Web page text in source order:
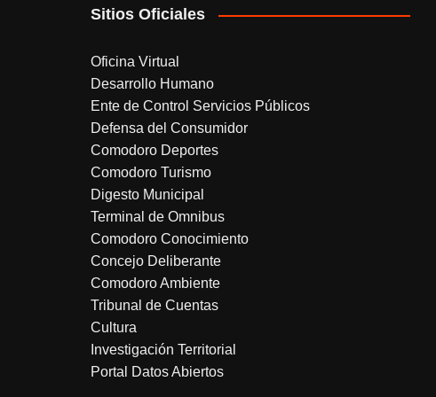
Sitios Oficiales
Oficina Virtual
Desarrollo Humano
Ente de Control Servicios Públicos
Defensa del Consumidor
Comodoro Deportes
Comodoro Turismo
Digesto Municipal
Terminal de Omnibus
Comodoro Conocimiento
Concejo Deliberante
Comodoro Ambiente
Tribunal de Cuentas
Cultura
Investigación Territorial
Portal Datos Abiertos